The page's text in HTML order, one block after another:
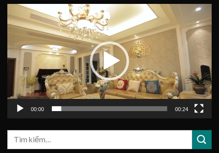
Trình
chơi
00:00 00:24
Tìm